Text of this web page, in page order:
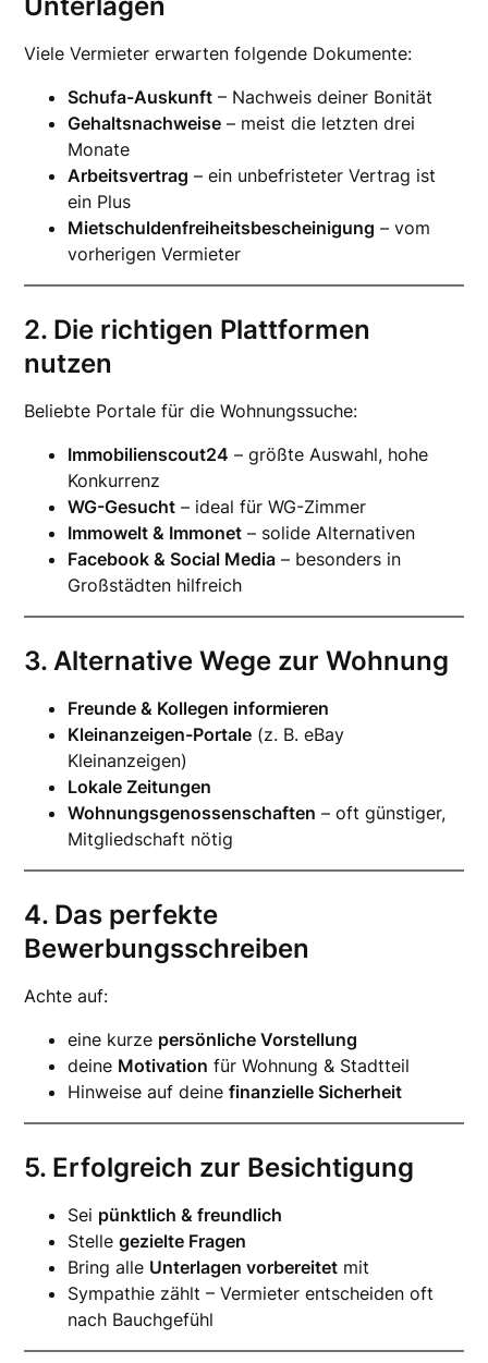
Unterlagen
Viele Vermieter erwarten folgende Dokumente:
Schufa-Auskunft – Nachweis deiner Bonität
Gehaltsnachweise – meist die letzten drei
Monate
Arbeitsvertrag – ein unbefristeter Vertrag ist
ein Plus
Mietschuldenfreiheitsbescheinigung – vom
vorherigen Vermieter
2. Die richtigen Plattformen
nutzen
Beliebte Portale für die Wohnungssuche:
Immobilienscout24 – größte Auswahl, hohe
Konkurrenz
WG-Gesucht – ideal für WG-Zimmer
Immowelt & Immonet – solide Alternativen
Facebook & Social Media – besonders in
Großstädten hilfreich
3. Alternative Wege zur Wohnung
Freunde & Kollegen informieren
Kleinanzeigen-Portale (z. B. eBay
Kleinanzeigen)
Lokale Zeitungen
Wohnungsgenossenschaften – oft günstiger,
Mitgliedschaft nötig
4. Das perfekte
Bewerbungsschreiben
Achte auf:
eine kurze persönliche Vorstellung
deine Motivation für Wohnung & Stadtteil
Hinweise auf deinefinanzielle Sicherheit
5. Erfolgreich zur Besichtigung
Sei pünktlich & freundlich
Stellegezielte Fragen
Bring alle Unterlagen vorbereitet mit
Sympathie zählt – Vermieter entscheiden oft
nach Bauchgefühl